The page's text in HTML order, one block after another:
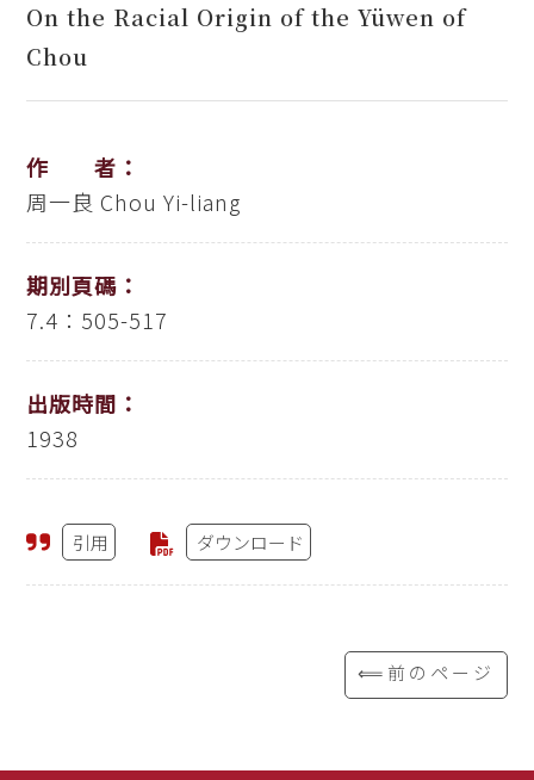
On the Racial Origin of the Yüwen of
Chou
作 者：
周一良 Chou Yi-liang
期別頁碼：
7.4：505-517
出版時間：
1938
引用 ダウンロード
⟸前のページ